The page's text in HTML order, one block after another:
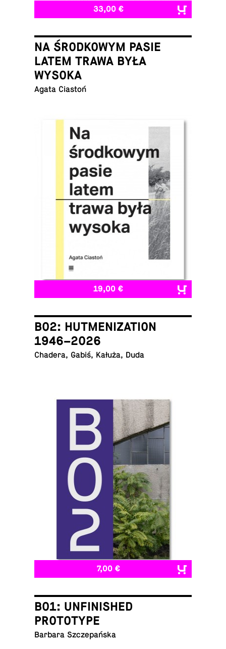
33,00 €
NA ŚRODKOWYM PASIE
LATEM TRAWA BYŁA
WYSOKA
Agata Ciastoń
19,00 €
B02: HUTMENIZATION
1946–2026
Chadera, Gabiś, Kałuża, Duda
7,00 €
B01: UNFINISHED
PROTOTYPE
Barbara Szczepańska